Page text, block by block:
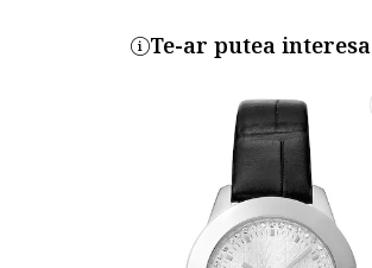
Te-ar putea interesa